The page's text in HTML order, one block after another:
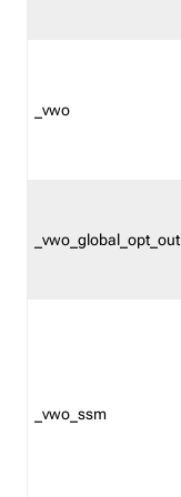
_vwo
_vwo_global_opt_out
_vwo_ssm